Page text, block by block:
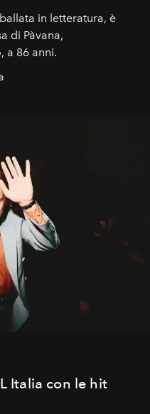
in letteratura, è
di Pàvana,
a 86 anni.
Italia con le hit